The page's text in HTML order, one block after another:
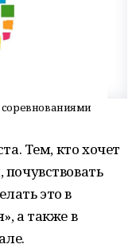
Тем, кто хочет
это в
а также в